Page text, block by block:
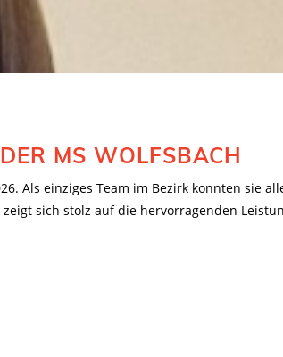
MS WOLFSBACH
Als einziges Team im Bezirk konnten sie
sich stolz auf die hervorragenden